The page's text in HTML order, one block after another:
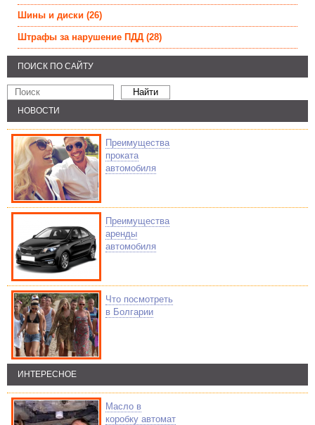
Шины и диски (26)
Штрафы за нарушение ПДД (28)
ПОИСК ПО САЙТУ
НОВОСТИ
Преимущества
проката
автомобиля
Преимущества
аренды
автомобиля
Что посмотреть
в Болгарии
ИНТЕРЕСНОЕ
Масло в
коробку автомат